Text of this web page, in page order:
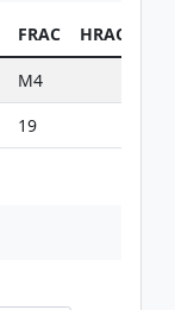
FRAC HRAC
M4
19